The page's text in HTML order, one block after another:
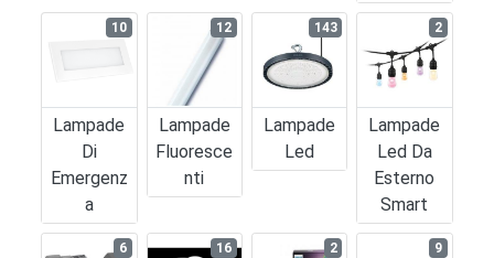
Lampade
Di
Emergenz
A
10
Lampade
Fluoresce
Nti
12
Lampade
Led
143
Lampade
Led Da
Esterno
Smart
2
6 16 2 9